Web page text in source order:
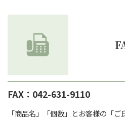
FAX：042-631-9110
「商品名」「個数」とお客様の「